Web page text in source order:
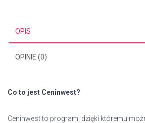
OPIS
OPINIE (0)
Co to jest Ceninwest?
Ceninwest to program, dzięki któremu